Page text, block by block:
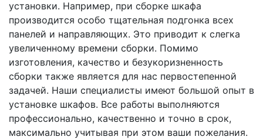
установки. Например, при сборке шкафа
производится особо тщательная подгонка всех
панелей и направляющих. Это приводит к слегка
увеличенному времени сборки. Помимо
изготовления, качество и безукоризненность
сборки также является для нас первостепенной
задачей. Наши специалисты имеют большой опыт в
установке шкафов. Все работы выполняются
профессионально, качественно и точно в срок,
максимально учитывая при этом ваши пожелания.